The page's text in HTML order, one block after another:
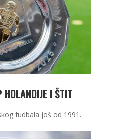
I ŠTIT
fudbala još od 1991.